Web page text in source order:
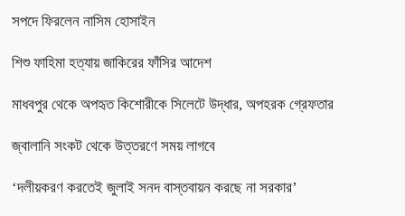
সপদে ফিরলেন নাসিম হোসাইন
শিশু ফাহিমা হত্যায় জাকিরের ফাঁসির আদেশ
মাধবপুর থেকে অপহৃত কিশোরীকে সিলেটে উদ্ধার, অপহরক গ্রেফতার
জ্বালানি সংকট থেকে উত্তরণে সময় লাগবে
‘দলীয়করণ করতেই জুলাই সনদ বাস্তবায়ন করছে না সরকার’